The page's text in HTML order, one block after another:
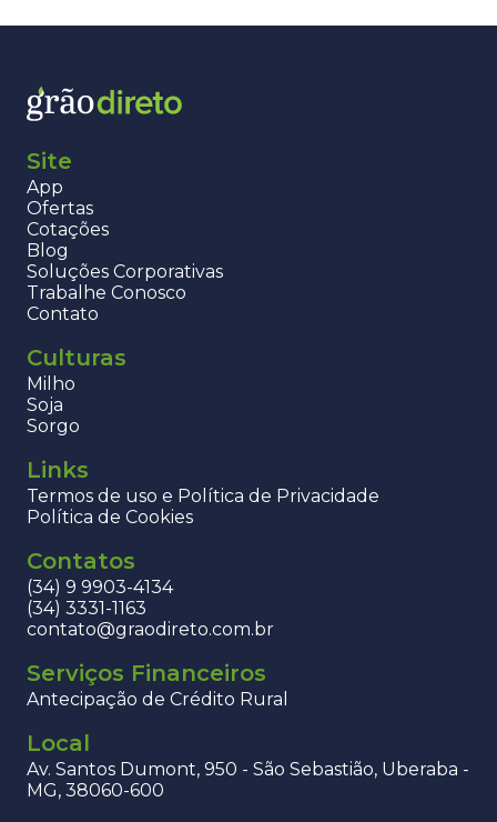
Site
App
Ofertas
Cotações
Blog
Soluções Corporativas
Trabalhe Conosco
Contato
Culturas
Milho
Soja
Sorgo
Links
Termos de uso e Política de Privacidade
Política de Cookies
Contatos
(34) 9 9903-4134
(34) 3331-1163
contato@graodireto.com.br
Serviços Financeiros
Antecipação de Crédito Rural
Local
Av. Santos Dumont, 950 - São Sebastião, Uberaba -
MG, 38060-600